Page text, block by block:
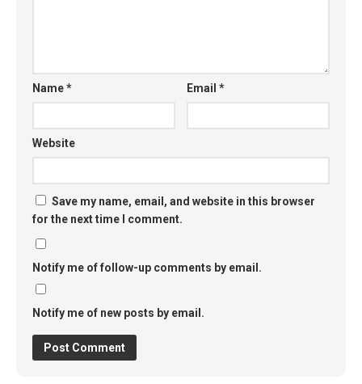
Name* Email*
Website
Save my name, email, and website in this browser
for the next time I comment.
Notify me of follow-up comments by email.
Notify me of new posts by email.